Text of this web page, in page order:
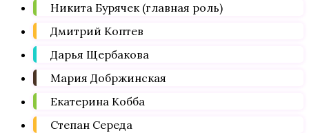
Никита Бурячек (главная роль)
Дмитрий Коптев
Дарья Щербакова
Мария Добржинская
Екатерина Кобба
Степан Середа